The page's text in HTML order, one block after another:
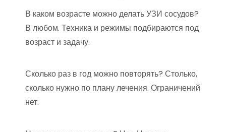
В каком возрасте можно делать УЗИ сосудов?
В любом. Техника и режимы подбираются под
возраст и задачу.
Сколько раз в год можно повторять? Столько,
сколько нужно по плану лечения. Ограничений
нет.